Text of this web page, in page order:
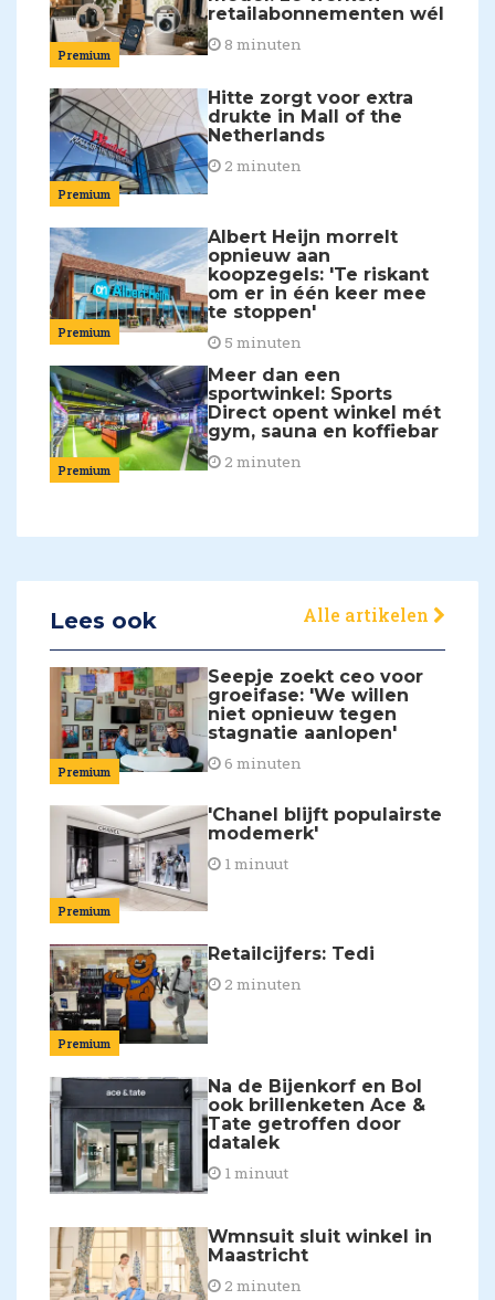
Premium
retailabonnementen wél
8 minuten
Premium
Hitte zorgt voor extra
drukte in Mall of the
Netherlands
2 minuten
Premium
Albert Heijn morrelt
opnieuw aan
koopzegels: 'Te riskant
om er in één keer mee
te stoppen'
5 minuten
Premium
Meer dan een
sportwinkel: Sports
Direct opent winkel mét
gym, sauna en koffiebar
2 minuten
Lees ook Alle artikelen
Premium
Seepje zoekt ceo voor
groeifase: 'We willen
niet opnieuw tegen
stagnatie aanlopen'
6 minuten
Premium
'Chanel blijft populairste
modemerk'
1 minuut
Premium
Retailcijfers: Tedi
2 minuten
Na de Bijenkorf en Bol
ook brillenketen Ace &
Tate getroffen door
datalek
1 minuut
Wmnsuit sluit winkel in
Maastricht
2 minuten